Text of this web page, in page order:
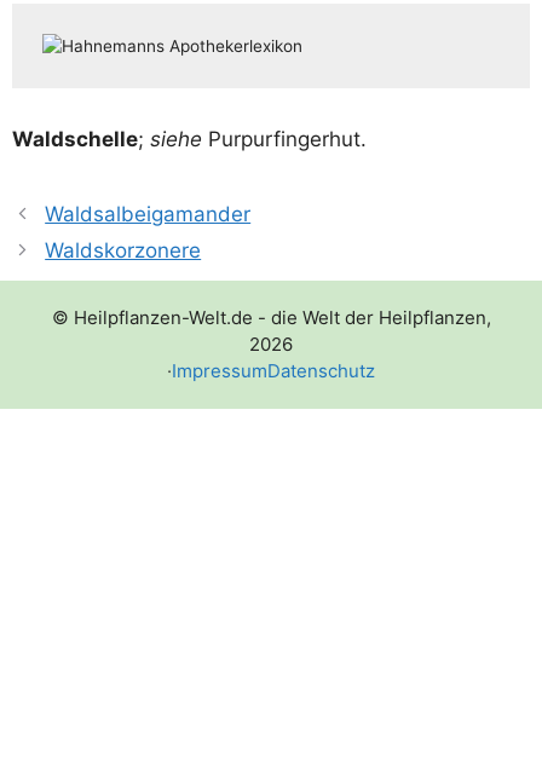
Wald­schel­le; sie­he Purpurfingerhut.
Waldsalbeigamander
Waldskorzonere
© Heilpflanzen-Welt.de - die Welt der Heilpflanzen,
2026
·ImpressumDatenschutz